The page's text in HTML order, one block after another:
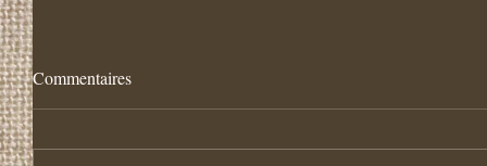
Commentaires